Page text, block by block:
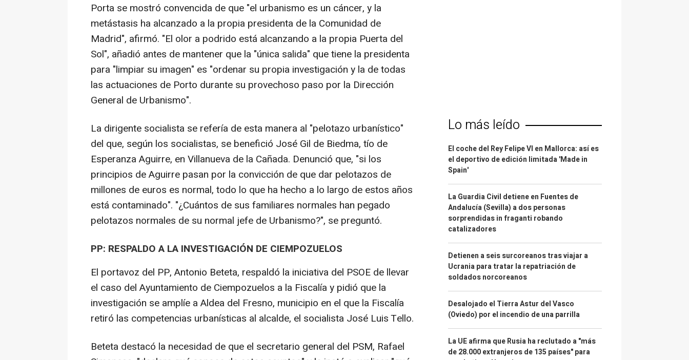
Porta se mostró convencida de que "el urbanismo es un cáncer, y la
metástasis ha alcanzado a la propia presidenta de la Comunidad de
Madrid", afirmó. "El olor a podrido está alcanzando a la propia Puerta del
Sol", añadió antes de mantener que la "única salida" que tiene la presidenta
para "limpiar su imagen" es "ordenar su propia investigación y la de todas
las actuaciones de Porto durante su provechoso paso por la Dirección
General de Urbanismo".
La dirigente socialista se refería de esta manera al "pelotazo urbanístico"
del que, según los socialistas, se benefició José Gil de Biedma, tío de
Esperanza Aguirre, en Villanueva de la Cañada. Denunció que, "si los
principios de Aguirre pasan por la convicción de que dar pelotazos de
millones de euros es normal, todo lo que ha hecho a lo largo de estos años
está contaminado". "¿Cuántos de sus familiares normales han pegado
pelotazos normales de su normal jefe de Urbanismo?", se preguntó.
PP: RESPALDO A LA INVESTIGACIÓN DE CIEMPOZUELOS
El portavoz del PP, Antonio Beteta, respaldó la iniciativa del PSOE de llevar
el caso del Ayuntamiento de Ciempozuelos a la Fiscalía y pidió que la
investigación se amplíe a Aldea del Fresno, municipio en el que la Fiscalía
retiró las competencias urbanísticas al alcalde, el socialista José Luis Tello.
Beteta destacó la necesidad de que el secretario general del PSM, Rafael
Lo más leído
El coche del Rey Felipe VI en Mallorca: así es
el deportivo de edición limitada 'Made in
Spain'
La Guardia Civil detiene en Fuentes de
Andalucía (Sevilla) a dos personas
sorprendidas in fraganti robando
catalizadores
Detienen a seis surcoreanos tras viajar a
Ucrania para tratar la repatriación de
soldados norcoreanos
Desalojado el Tierra Astur del Vasco
(Oviedo) por el incendio de una parrilla
La UE afirma que Rusia ha reclutado a "más
de 28.000 extranjeros de 135 países" para